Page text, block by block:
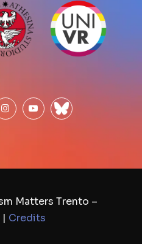
Matters Trento –
| Credits